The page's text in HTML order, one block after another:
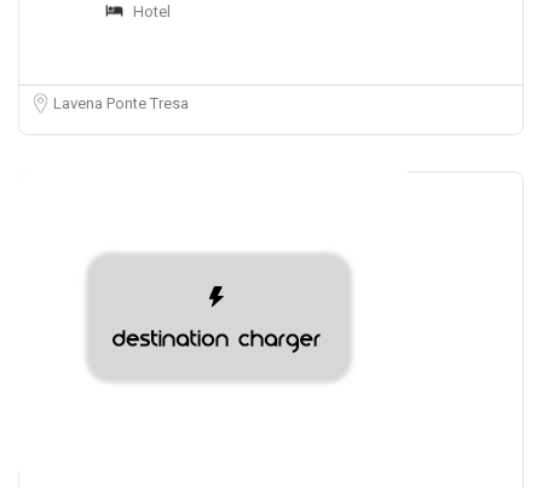
Hotel
Lavena Ponte Tresa